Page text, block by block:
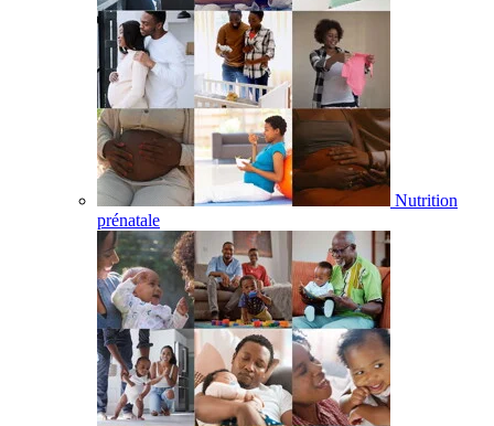
Nutrition
prénatale